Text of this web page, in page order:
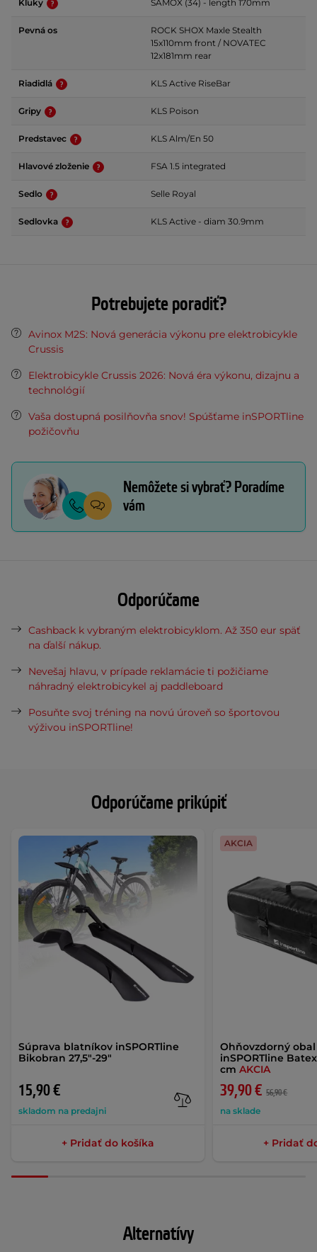
Odporúčame prikúpiť
Súprava blatníkov inSPORTline
Bikobran 27,5"-29"
15,90 €
skladom na predajni
+ Pridať do košíka
Ohňovzdorný
inSPORTline
cmAKCIA
39,90 € 56,90 €
na sklade
AKCIA
+ Pridať
Kľuky SAMOX (34) - length 170mm
Pevná os
ROCK SHOX Maxle Stealth
15x110mm front / NOVATEC
12x181mm rear
Riadidlá KLS Active RiseBar
Gripy KLS Poison
Predstavec KLS Alm/En 50
Hlavové zloženie FSA 1.5 integrated
Sedlo Selle Royal
Sedlovka KLS Active - diam 30.9mm
Potrebujete poradiť?
Avinox M2S: Nová generácia výkonu pre elektrobicykle
Crussis
Elektrobicykle Crussis 2026: Nová éra výkonu, dizajnu a
technológií
Vaša dostupná posilňovňa snov! Spúšťame inSPORTline
požičovňu
Nemôžete si vybrať? Poradíme
vám
Odporúčame
Cashback k vybraným elektrobicyklom. Až 350 eur späť
na ďalší nákup.
Nevešaj hlavu, v prípade reklamácie ti požičiame
náhradný elektrobicykel aj paddleboard
Posuňte svoj tréning na novú úroveň so športovou
výživou inSPORTline!
Alternatívy